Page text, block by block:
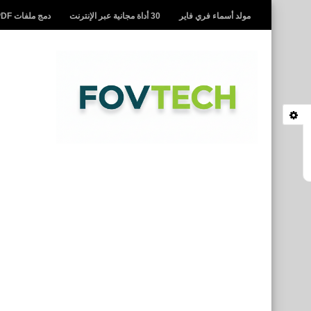
مولد أسماء فري فاير 30 أداة مجانية عبر الإنترنت دمج ملفات PDF